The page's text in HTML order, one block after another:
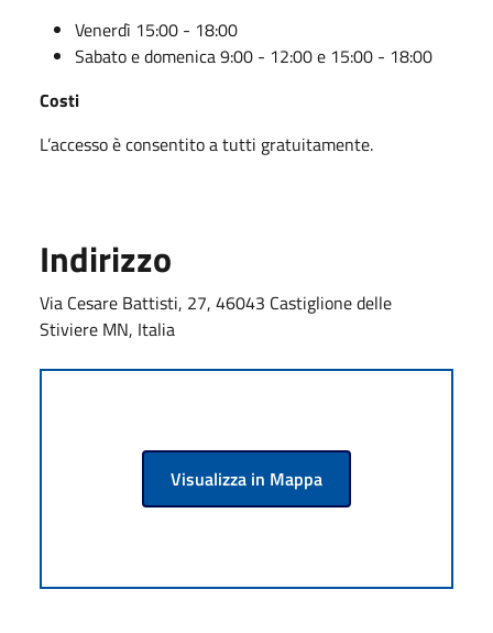
Venerdì 15:00 - 18:00
Sabato e domenica 9:00 - 12:00 e 15:00 - 18:00
Costi
L’accesso è consentito a tutti gratuitamente.
Indirizzo
Via Cesare Battisti, 27, 46043 Castiglione delle
Stiviere MN, Italia
Visualizza in Mappa